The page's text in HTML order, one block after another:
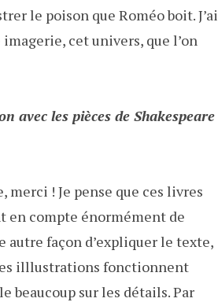
le poison que Roméo boit. J’ai
cet univers, que l’on
avec les pièces de Shakespeare
! Je pense que ces livres
en compte énormément de
façon d’expliquer le texte,
illlustrations fonctionnent
beaucoup sur les détails. Par